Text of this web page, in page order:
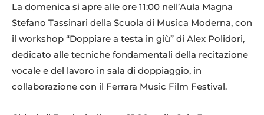
La domenica si apre alle ore 11:00 nell’Aula Magna
Stefano Tassinari della Scuola di Musica Moderna, con
il workshop “Doppiare a testa in giù” di Alex Polidori,
dedicato alle tecniche fondamentali della recitazione
vocale e del lavoro in sala di doppiaggio, in
collaborazione con il Ferrara Music Film Festival.